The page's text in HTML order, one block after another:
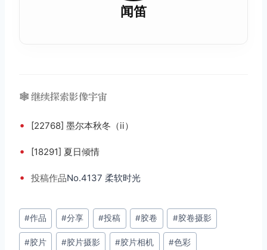
闻笛
🕸️ 继续探索影像宇宙
• [22768] 墨尔本秋冬（ii）
• [18291] 夏日倾情
• 投稿作品No.4137 柔软时光
文
章
标
#作品 #分享 #投稿 #胶卷 #胶卷摄影
#胶片 #胶片摄影 #胶片相机 #色彩